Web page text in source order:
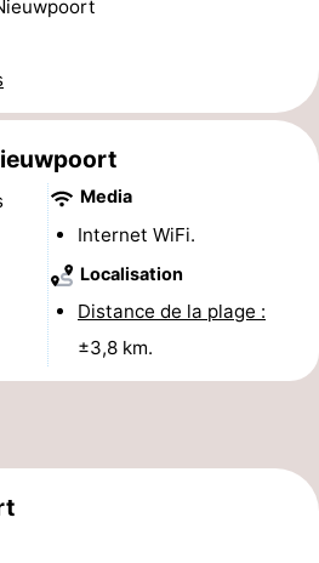
Media
Internet WiFi.
Localisation
Distance de la plage :
±3,8 km.